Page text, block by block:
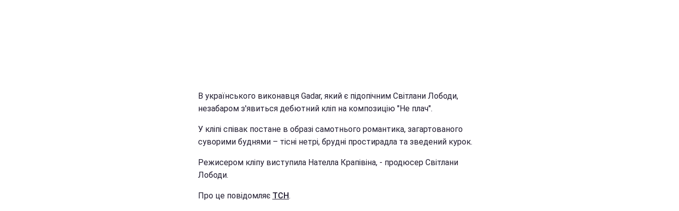
В українського виконавця Gadar, який є підопічним Світлани Лободи,
незабаром з'явиться дебютний кліп на композицію "Не плач".
У кліпі співак постане в образі самотнього романтика, загартованого
суворими буднями – тісні нетрі, брудні простирадла та зведений курок.
Режисером кліпу виступила Нателла Крапівіна, - продюсер Світлани
Лободи.
Про це повідомляє ТСН.